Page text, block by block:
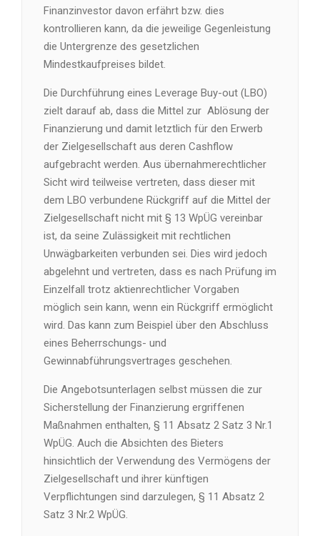
Finanzinvestor davon erfährt bzw. dies
kontrollieren kann, da die jeweilige Gegenleistung
die Untergrenze des gesetzlichen
Mindestkaufpreises bildet.
Die Durchführung eines Leverage Buy-out (LBO)
zielt darauf ab, dass die Mittel zur Ablösung der
Finanzierung und damit letztlich für den Erwerb
der Zielgesellschaft aus deren Cashflow
aufgebracht werden. Aus übernahmerechtlicher
Sicht wird teilweise vertreten, dass dieser mit
dem LBO verbundene Rückgriff auf die Mittel der
Zielgesellschaft nicht mit § 13 WpÜG vereinbar
ist, da seine Zulässigkeit mit rechtlichen
Unwägbarkeiten verbunden sei. Dies wird jedoch
abgelehnt und vertreten, dass es nach Prüfung im
Einzelfall trotz aktienrechtlicher Vorgaben
möglich sein kann, wenn ein Rückgriff ermöglicht
wird. Das kann zum Beispiel über den Abschluss
eines Beherrschungs- und
Gewinnabführungsvertrages geschehen.
Die Angebotsunterlagen selbst müssen die zur
Sicherstellung der Finanzierung ergriffenen
Maßnahmen enthalten, § 11 Absatz 2 Satz 3 Nr.1
WpÜG. Auch die Absichten des Bieters
hinsichtlich der Verwendung des Vermögens der
Zielgesellschaft und ihrer künftigen
Verpflichtungen sind darzulegen, § 11 Absatz 2
Satz 3 Nr.2 WpÜG.